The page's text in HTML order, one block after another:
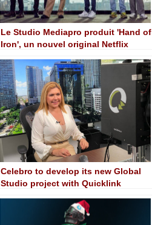
Le Studio Mediapro produit 'Hand of
Iron', un nouvel original Netflix
Celebro to develop its new Global
Studio project with Quicklink